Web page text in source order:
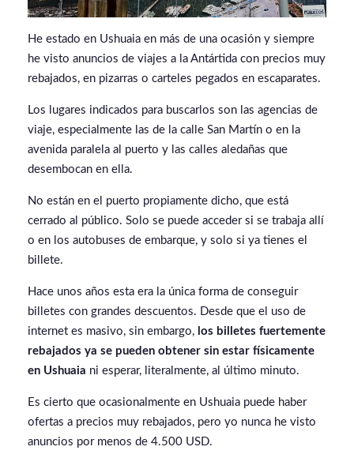
He estado en Ushuaia en más de una ocasión y siempre
he visto anuncios de viajes a la Antártida con precios muy
rebajados, en pizarras o carteles pegados en escaparates.
Los lugares indicados para buscarlos son las agencias de
viaje, especialmente las de la calle San Martín o en la
avenida paralela al puerto y las calles aledañas que
desembocan en ella.
No están en el puerto propiamente dicho, que está
cerrado al público. Solo se puede acceder si se trabaja allí
o en los autobuses de embarque, y solo si ya tienes el
billete.
Hace unos años esta era la única forma de conseguir
billetes con grandes descuentos. Desde que el uso de
internet es masivo, sin embargo, los billetes fuertemente
rebajados ya se pueden obtener sin estar físicamente
en Ushuaia ni esperar, literalmente, al último minuto.
Es cierto que ocasionalmente en Ushuaia puede haber
ofertas a precios muy rebajados, pero yo nunca he visto
anuncios por menos de 4.500 USD.